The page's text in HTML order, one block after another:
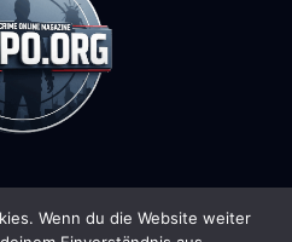
| Theme:Pulse News
Wenn du die Website weiter